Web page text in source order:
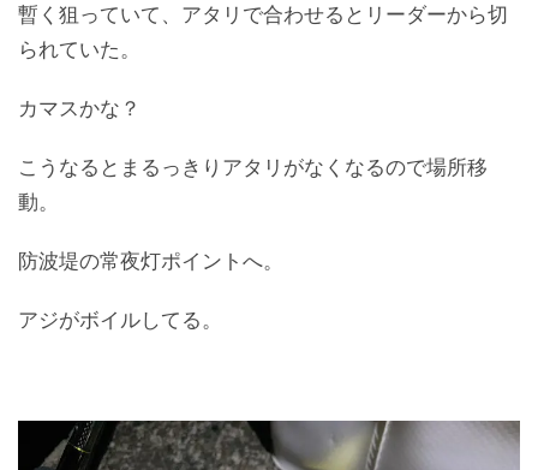
暫く狙っていて、アタリで合わせるとリーダーから切
られていた。
カマスかな？
こうなるとまるっきりアタリがなくなるので場所移
動。
防波堤の常夜灯ポイントへ。
アジがボイルしてる。